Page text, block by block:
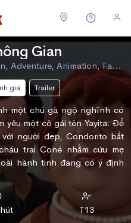
Gian
Space Chicken - Comedy, Action, Adventure, Animation, Family
giá Trailer
một chú gà ngộ nghĩnh có
yêu một cô gái tên Yayita. Để
người đẹp, Condorito bắt
trai Coné nhằm cứu mẹ
hành tinh đang có ý định
T13